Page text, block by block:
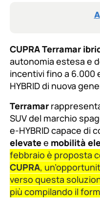
A
CUPRA Terramar
autonomia estesa e
incentivi fino a 6.000
HYBRID di nuova
Terramar
SUV del marchio
e-HYBRID capace di
elevatee mobilità
febbraio è proposta
CUPRA,
verso questa
più compilando il